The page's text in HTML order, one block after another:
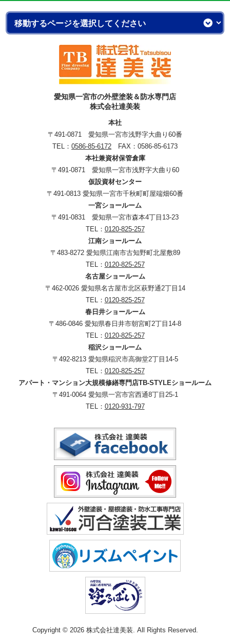
愛知県一宮市の外壁塗装＆防水専門店
株式会社達美装
本社
〒491-0871 愛知県一宮市浅野字大曲り60番
TEL： 0586-85-6172 FAX：0586-85-6173
本社兼資材保管倉庫
〒491-0871 愛知県一宮市浅野字大曲り60
仮設資材センター
〒491-0813 愛知県一宮市千秋町町屋端畑60番
一宮ショールーム
〒491-0831 愛知県一宮市森本4丁目13-23
TEL： 0120-825-257
江南ショールーム
〒483-8272 愛知県江南市古知野町北屋敷89
TEL： 0120-825-257
名古屋ショールーム
〒462-0026 愛知県名古屋市北区萩野通2丁目14
TEL： 0120-825-257
春日井ショールーム
〒486-0846 愛知県春日井市朝宮町2丁目14-8
TEL： 0120-825-257
稲沢ショールーム
〒492-8213 愛知県稲沢市高御堂2丁目14-5
TEL： 0120-825-257
アパート・マンション大規模修繕専門店TB-STYLEショールーム
〒491-0064 愛知県一宮市宮西通8丁目25-1
TEL： 0120-931-797
Copyright © 2026 株式会社達美装. All Rights Reserved.